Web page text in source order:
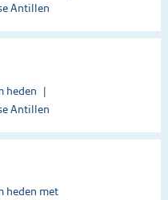
Antillen
heden
Antillen
heden met